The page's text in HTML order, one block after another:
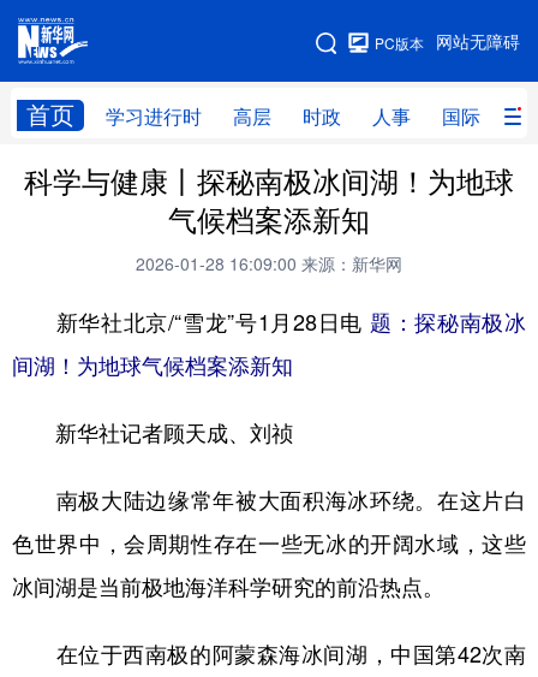
网站无障碍
PC版本
首页 学习进行时 高层 时政 人事 国际 财
网站地图
学习进行时 高层 时政 人事
财经 网评
科技 科创 量子 体育
文化 书画
访谈 视频
食品 人居 信息化 数字经济
学术中国 乡村振兴 银龄
科学与健康丨探秘南极冰间湖！为地球
气候档案添新知
2026-01-28 16:09:00 来源：新华网
新华社北京/“雪龙”号1月28日电 题：探秘南极冰
间湖！为地球气候档案添新知
新华社记者顾天成、刘祯
南极大陆边缘常年被大面积海冰环绕。在这片白
色世界中，会周期性存在一些无冰的开阔水域，这些
冰间湖是当前极地海洋科学研究的前沿热点。
在位于西南极的阿蒙森海冰间湖，中国第42次南